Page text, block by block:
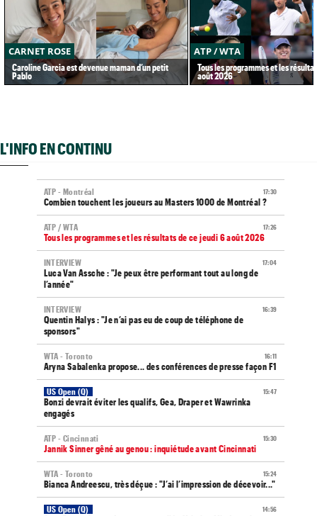
CARNET ROSE
Caroline Garcia est devenue maman d’un petit
Pablo
ATP / WTA
Tous les programmes et les
août 2026
L'INFO EN CONTINU
17:30
ATP - Montréal
Combien touchent les joueurs au Masters 1000 de Montréal ?
17:26
ATP / WTA
Tous les programmes et les résultats de ce jeudi 6 août 2026
17:04
INTERVIEW
Luca Van Assche : "Je peux être performant tout au long de
l’année"
16:39
INTERVIEW
Quentin Halys : "Je n’ai pas eu de coup de téléphone de
sponsors"
16:11
WTA - Toronto
Aryna Sabalenka propose... des conférences de presse façon F1
15:47
US Open (Q)
Bonzi devrait éviter les qualifs, Gea, Draper et Wawrinka
engagés
15:30
ATP - Cincinnati
Jannik Sinner gêné au genou : inquiétude avant Cincinnati
15:24
WTA - Toronto
Bianca Andreescu, très déçue : "J’ai l’impression de décevoir..."
14:56
US Open (Q)